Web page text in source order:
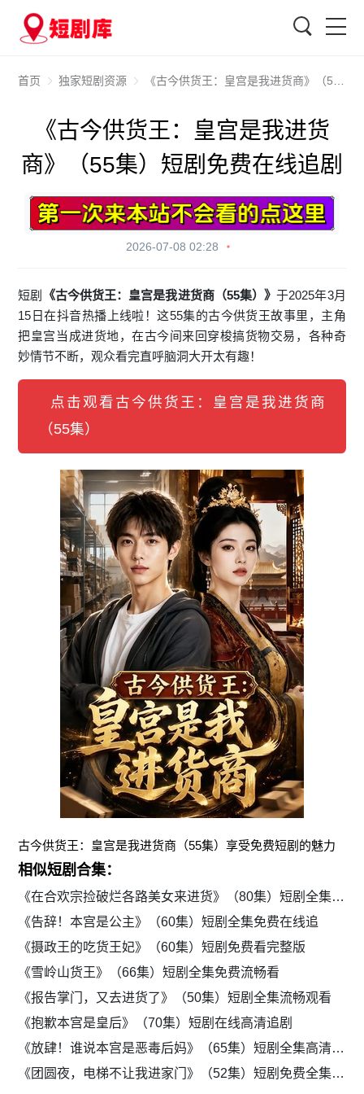
首页 独家短剧资源 《古今供货王：皇宫是我进货商》（55集）短剧免费在线追剧
《古今供货王：皇宫是我进货
商》（55集）短剧免费在线追剧
2026-07-08 02:28
短剧 《古今供货王：皇宫是我进货商（55集）》于2025年3月
15日在抖音热播上线啦！这55集的古今供货王故事里，主角
把皇宫当成进货地，在古今间来回穿梭搞货物交易，各种奇
妙情节不断，观众看完直呼脑洞大开太有趣！
点击观看古今供货王：皇宫是我进货商
（55集）
古今供货王：皇宫是我进货商（55集）享受免费短剧的魅力
相似短剧合集：
《在合欢宗捡破烂各路美女来进货》（80集）短剧全集免费在线赏
《告辞！本宫是公主》（60集）短剧全集免费在线追
《摄政王的吃货王妃》（60集）短剧免费看完整版
《雪岭山货王》（66集）短剧全集免费流畅看
《报告掌门，又去进货了》（50集）短剧全集流畅观看
《抱歉本宫是皇后》（70集）短剧在线高清追剧
《放肆！谁说本宫是恶毒后妈》（65集）短剧全集高清免费播放
《团圆夜，电梯不让我进家门》（52集）短剧免费全集在线赏